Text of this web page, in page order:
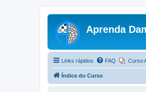
Aprenda
Links rápidos FAQ Curso
Índice do Curso